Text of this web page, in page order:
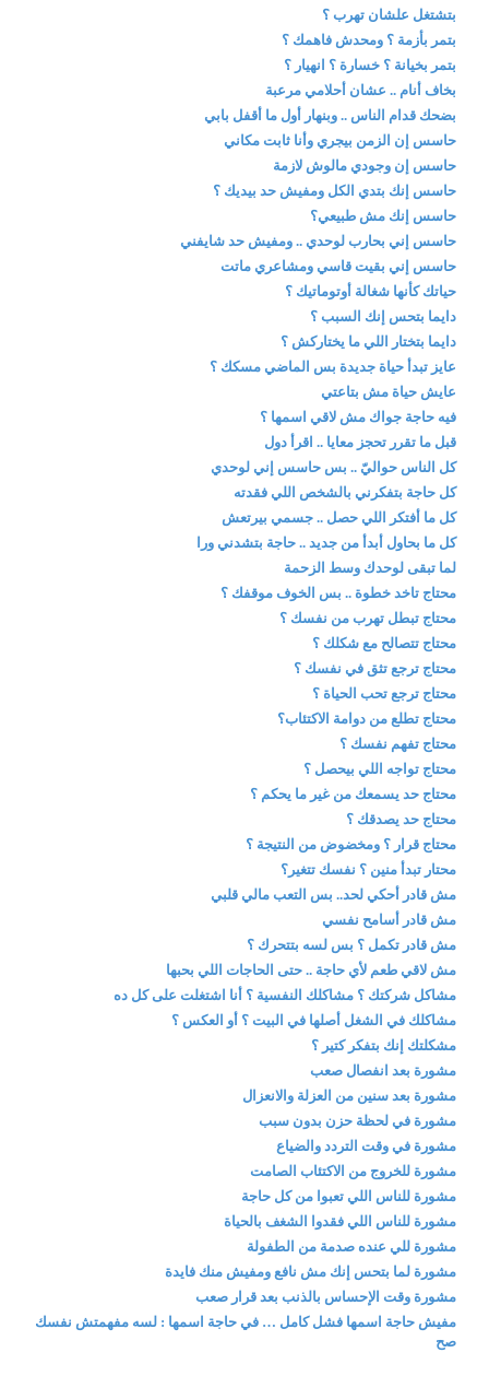
بتشتغل علشان تهرب ؟
بتمر بأزمة ؟ ومحدش فاهمك ؟
بتمر بخيانة ؟ خسارة ؟ انهيار ؟
بخاف أنام .. عشان أحلامي مرعبة
بضحك قدام الناس .. وبنهار أول ما أقفل بابي
حاسس إن الزمن بيجري وأنا ثابت مكاني
حاسس إن وجودي مالوش لازمة
حاسس إنك بتدي الكل ومفيش حد بيديك ؟
حاسس إنك مش طبيعي؟
حاسس إني بحارب لوحدي .. ومفيش حد شايفني
حاسس إني بقيت قاسي ومشاعري ماتت
حياتك كأنها شغالة أوتوماتيك ؟
دايما بتحس إنك السبب ؟
دايما بتختار اللي ما يختاركش ؟
عايز تبدأ حياة جديدة بس الماضي مسكك ؟
عايش حياة مش بتاعتي
فيه حاجة جواك مش لاقي اسمها ؟
قبل ما تقرر تحجز معايا .. اقرأ دول
كل الناس حواليّ .. بس حاسس إني لوحدي
كل حاجة بتفكرني بالشخص اللي فقدته
كل ما أفتكر اللي حصل .. جسمي بيرتعش
كل ما بحاول أبدأ من جديد .. حاجة بتشدني ورا
لما تبقى لوحدك وسط الزحمة
محتاج تاخد خطوة .. بس الخوف موقفك ؟
محتاج تبطل تهرب من نفسك ؟
محتاج تتصالح مع شكلك ؟
محتاج ترجع تثق في نفسك ؟
محتاج ترجع تحب الحياة ؟
محتاج تطلع من دوامة الاكتئاب؟
محتاج تفهم نفسك ؟
محتاج تواجه اللي بيحصل ؟
محتاج حد يسمعك من غير ما يحكم ؟
محتاج حد يصدقك ؟
محتاج قرار ؟ ومخضوض من النتيجة ؟
محتار تبدأ منين ؟ نفسك تتغير؟
مش قادر أحكي لحد.. بس التعب مالي قلبي
مش قادر أسامح نفسي
مش قادر تكمل ؟ بس لسه بتتحرك ؟
مش لاقي طعم لأي حاجة .. حتى الحاجات اللي بحبها
مشاكل شركتك ؟ مشاكلك النفسية ؟ أنا اشتغلت على كل ده
مشاكلك في الشغل أصلها في البيت ؟ أو العكس ؟
مشكلتك إنك بتفكر كتير ؟
مشورة بعد انفصال صعب
مشورة بعد سنين من العزلة والانعزال
مشورة في لحظة حزن بدون سبب
مشورة في وقت التردد والضياع
مشورة للخروج من الاكتئاب الصامت
مشورة للناس اللي تعبوا من كل حاجة
مشورة للناس اللي فقدوا الشغف بالحياة
مشورة للي عنده صدمة من الطفولة
مشورة لما بتحس إنك مش نافع ومفيش منك فايدة
مشورة وقت الإحساس بالذنب بعد قرار صعب
مفيش حاجة اسمها فشل كامل … في حاجة اسمها : لسه مفهمتش نفسك
صح